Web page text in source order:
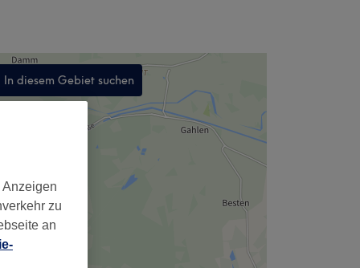
In diesem Gebiet suchen
,
zu
an